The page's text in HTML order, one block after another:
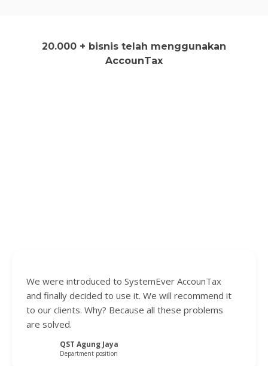
20.000 + bisnis telah menggunakan
AccounTax
We were introduced to SystemEver AccounTax
and finally decided to use it. We will recommend it
to our clients. Why? Because all these problems
are solved.
QST Agung Jaya
Department position